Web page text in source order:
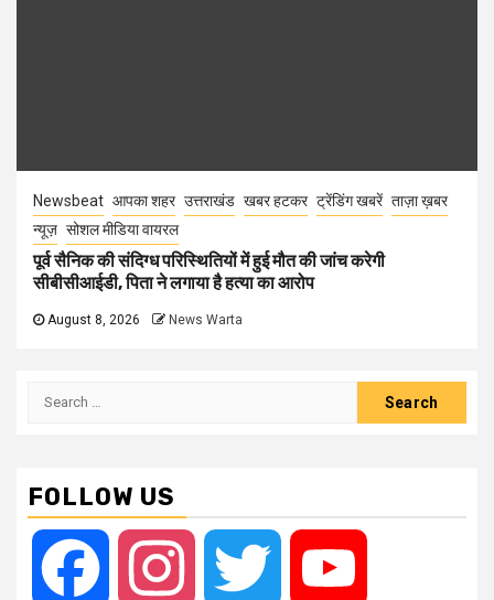
Newsbeat आपका शहर उत्तराखंड खबर हटकर ट्रेंडिंग खबरें ताज़ा ख़बर
न्यूज़ सोशल मीडिया वायरल
पूर्व सैनिक की संदिग्ध परिस्थितियों में हुई मौत की जांच करेगी
सीबीसीआईडी, पिता ने लगाया है हत्या का आरोप
August 8, 2026 News Warta
Search
FOLLOW US
Facebook Instagram Twitter